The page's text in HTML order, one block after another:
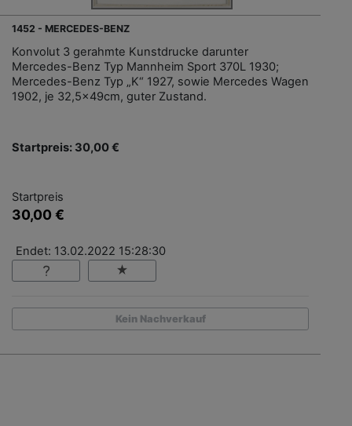
1452 - MERCEDES-BENZ
Konvolut 3 gerahmte Kunstdrucke darunter
Mercedes-Benz Typ Mannheim Sport 370L 1930;
Mercedes-Benz Typ „K“ 1927, sowie Mercedes Wagen
1902, je 32,5x49cm, guter Zustand.
Startpreis: 30,00 €
Startpreis
30,00 €
Endet: 13.02.2022 15:28:30
Kein Nachverkauf